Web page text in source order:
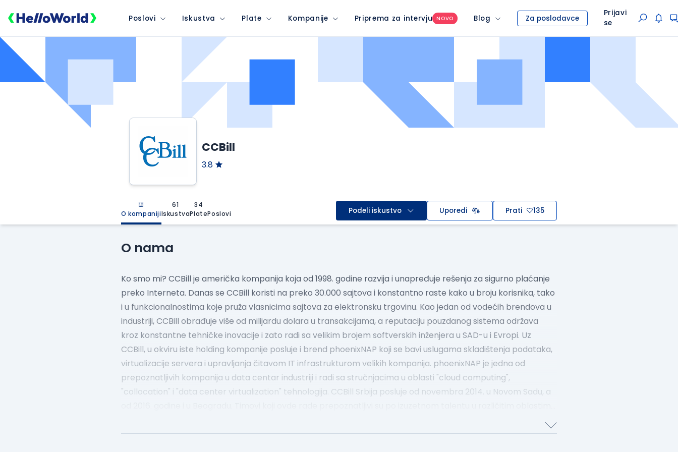
Poslovi Iskustva Plate Kompanije Priprema za intervju NOVO Blog Za poslodavce
Prijavi
se
CCBill
3.8
O kompaniji
61
Iskustva
34
PlatePoslovi Podeli iskustvo Uporedi Prati 135
O nama
Ko smo mi? CCBill je američka kompanija koja od 1998. godine razvija i unapređuje rešenja za sigurno plaćanje
preko Interneta. Danas se CCBill koristi na preko 30.000 sajtova i konstantno raste kako u broju korisnika, tako
i u funkcionalnostima koje pruža vlasnicima sajtova za elektronsku trgovinu. Kao jedan od vodećih brendova u
industriji, CCBill obrađuje više od milijardu dolara u transakcijama, a reputaciju pouzdanog sistema održava
kroz konstantne tehničke inovacije i zato radi sa velikim brojem softverskih inženjera u SAD-u i Evropi. Uz
CCBill, u okviru iste holding kompanije posluje i brend phoenixNAP koji se bavi uslugama skladištenja podataka,
virtualizacije servera i upravljanja čitavom IT infrastrukturom velikih kompanija. phoenixNAP je jedna od
prepoznatljivih kompanija u data centar industriji i radi sa stručnjacima u oblasti "cloud computing",
"collocation" i "data center virtualization" tehnologija. CCBill Srbija posluje od novembra 2014. u Novom Sadu, a
Linux/Windows inženjera, NOC podrške, datacentar developera, softver arhitekti, korisničke i klijentske